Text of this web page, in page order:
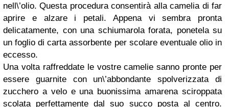
nell\’olio. Questa procedura consentirà alla camelia di far
aprire e alzare i petali. Appena vi sembra pronta
delicatamente, con una schiumarola forata, ponetela su
un foglio di carta assorbente per scolare eventuale olio in
eccesso.
Una volta raffreddate le vostre camelie sanno pronte per
essere guarnite con un\’abbondante spolverizzata di
zucchero a velo e una buonissima amarena sciroppata
scolata perfettamente dal suo succo posta al centro.